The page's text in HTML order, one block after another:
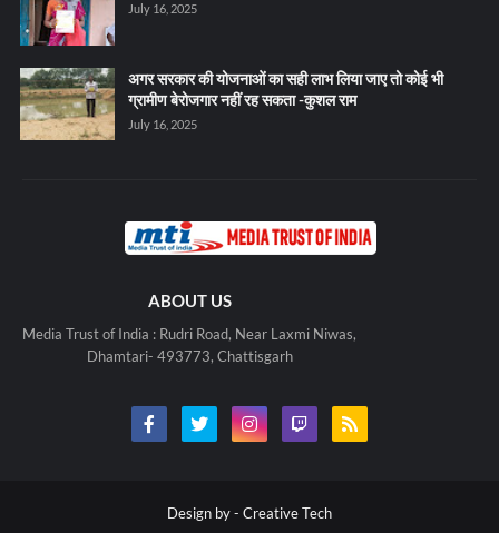
July 16, 2025
अगर सरकार की योजनाओं का सही लाभ लिया जाए तो कोई भी
ग्रामीण बेरोजगार नहीं रह सकता -कुशल राम
July 16, 2025
ABOUT US
Media Trust of India : Rudri Road, Near Laxmi Niwas,
Dhamtari- 493773, Chattisgarh
Design by - Creative Tech